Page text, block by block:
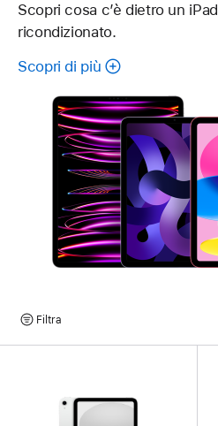
Scopri cosa c’è dietro un iPad
ricondizionato.
Scopri di più sugli
ricondizionati.
Sfoglia
i
Filtra